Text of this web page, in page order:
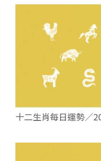
十二生肖每日運勢／